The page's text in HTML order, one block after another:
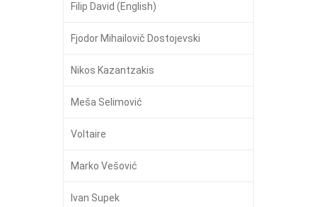
Filip David (English)
Fjodor Mihailovič Dostojevski
Nikos Kazantzakis
Meša Selimović
Voltaire
Marko Vešović
Ivan Supek